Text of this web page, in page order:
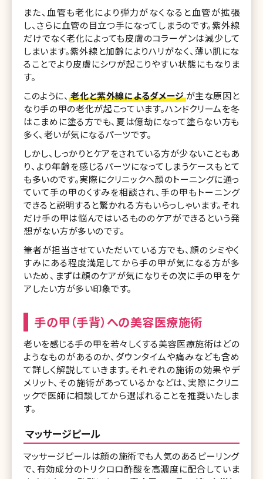
また、血管も老化により弾力がなくなると血管が拡張
し、さらに血管の目立つ手になってしまうのです。紫外線
だけでなく老化によっても皮膚のコラーゲンは減少して
しまいます。紫外線と加齢によりハリがなく、薄い肌にな
ることでより皮膚にシワが起こりやすい状態にもなりま
す。
このように、老化と紫外線によるダメージが主な原因と
なり手の甲の老化が起こっています。ハンドクリームを冬
はこまめに塗る方でも、夏は億劫になって塗らない方も
多く、老いが気になるパーツです。
しかし、しっかりとケアをされている方が少ないこともあ
り、より年齢を感じるパーツになってしまうケースもとて
も多いのです。実際にクリニックへ顔のトーニングに通っ
ていて手の甲のくすみを相談され、手の甲もトーニング
できると説明すると驚かれる方もいらっしゃいます。それ
だけ手の甲は悩んではいるもののケアができるという発
想がない方が多いのです。
筆者が担当させていただいている方でも、顔のシミやく
すみにある程度満足してから手の甲が気になる方が多
いため、まずは顔のケアが気になりその次に手の甲をケ
アしたい方が多い印象です。
手の甲（手背）への美容医療施術
老いを感じる手の甲を若々しくする美容医療施術はどの
ようなものがあるのか、ダウンタイムや痛みなども含め
て詳しく解説していきます。それぞれの施術の効果やデ
メリット、その施術があっているかなどは、実際にクリニ
ックで医師に相談してから選ばれることを推奨いたしま
す。
マッサージピール
マッサージピールは顔の施術でも人気のあるピーリング
で、有効成分のトリクロロ酢酸を高濃度に配合していま